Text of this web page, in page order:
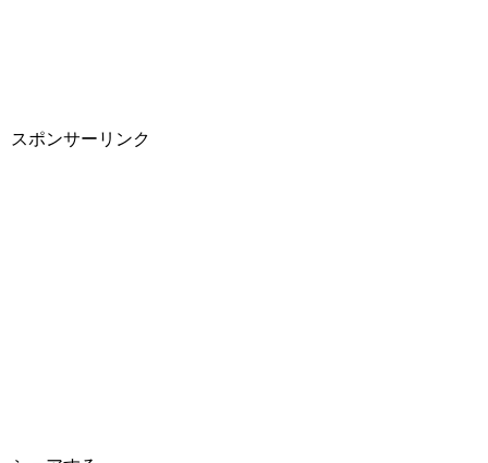
スポンサーリンク